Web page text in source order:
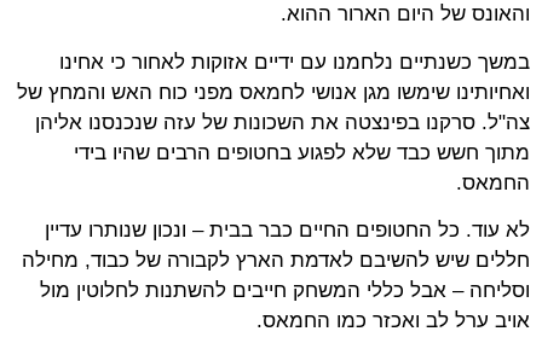
והאונס של היום הארור ההוא.
במשך כשנתיים נלחמנו עם ידיים אזוקות לאחור כי אחינו
ואחיותינו שימשו מגן אנושי לחמאס מפני כוח האש והמחץ של
צה"ל. סרקנו בפינצטה את השכונות של עזה שנכנסנו אליהן
מתוך חשש כבד שלא לפגוע בחטופים הרבים שהיו בידי
החמאס.
לא עוד. כל החטופים החיים כבר בבית – ונכון שנותרו עדיין
חללים שיש להשיבם לאדמת הארץ לקבורה של כבוד, מחילה
וסליחה – אבל כללי המשחק חייבים להשתנות לחלוטין מול
אויב ערל לב ואכזר כמו החמאס.